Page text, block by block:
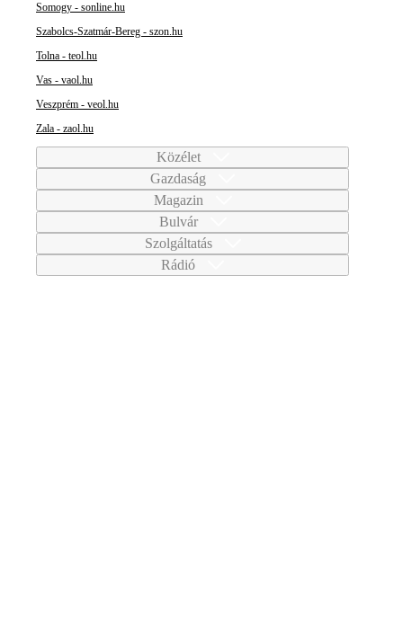
Somogy - sonline.hu
Szabolcs-Szatmár-Bereg - szon.hu
Tolna - teol.hu
Vas - vaol.hu
Veszprém - veol.hu
Zala - zaol.hu
Közélet
Gazdaság
Magazin
Bulvár
Szolgáltatás
Rádió